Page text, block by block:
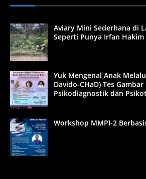
Aviary Mini Sederhana di
Seperti Punya Irfan Hakim
Yuk Mengenal Anak
Davido-CHaD) Tes
Psikodiagnostik dan
Workshop MMPI-2